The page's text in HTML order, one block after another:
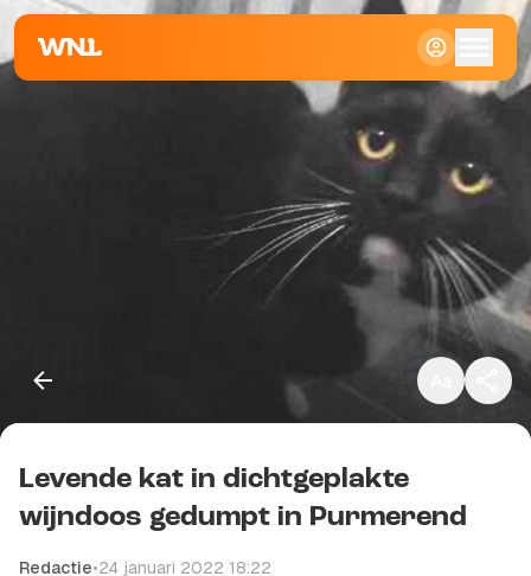
Klein
Standaard
Kopieer link
Levende kat in dichtgeplakte
wijndoos gedumpt in Purmerend
Redactie•24 januari 2022 18:22